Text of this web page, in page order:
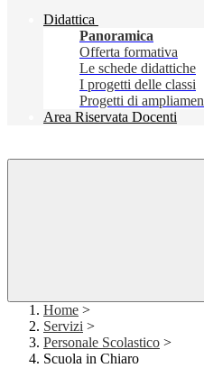
Didattica
Panoramica
Offerta formativa
Le schede didattiche
I progetti delle classi
Progetti di
Area Riservata Docenti
Home >
Servizi >
Personale Scolastico >
Scuola in Chiaro